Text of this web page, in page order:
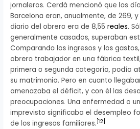
jornaleros. Cerdá mencionó que los
Barcelona eran, anualmente, de 269,
diario del obrero era de 8,55reales.
generalmente casados, superaban
Comparando los ingresos y los
obrero trabajador en una fábrica
primera o segunda categoría, podía
su matrimonio. Pero en cuanto
amenazaba el déficit, y con él las
preocupaciones. Una enfermedad o
imprevisto significaba el desempleo
de los ingresos familiares. [12